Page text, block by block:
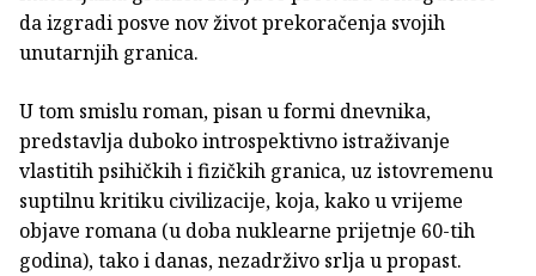
da izgradi posve nov život prekoračenja svojih
unutarnjih granica.
U tom smislu roman, pisan u formi dnevnika,
predstavlja duboko introspektivno istraživanje
vlastitih psihičkih i fizičkih granica, uz istovremenu
suptilnu kritiku civilizacije, koja, kako u vrijeme
objave romana (u doba nuklearne prijetnje 60-tih
godina), tako i danas, nezadrživo srlja u propast.